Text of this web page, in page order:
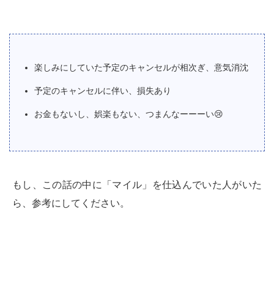
楽しみにしていた予定のキャンセルが相次ぎ、意気消沈
予定のキャンセルに伴い、損失あり
お金もないし、娯楽もない、つまんなーーーい😢
もし、この話の中に「マイル」を仕込んでいた人がいた
ら、参考にしてください。